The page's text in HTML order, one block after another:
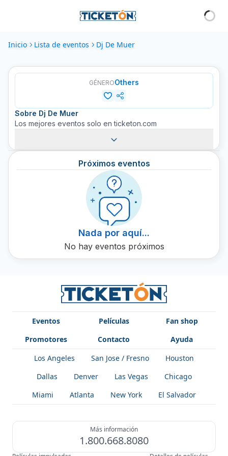
Inicio Lista de eventos Dj De Muer
GÉNEROOthers
Sobre Dj De Muer
Los mejores eventos solo en ticketon.com
Próximos eventos
Nada por aquí...
No hay eventos próximos
Eventos Películas
Fan shop
Promotores
Contacto
Ayuda
Los Angeles
San Jose / Fresno
Houston
Dallas
Denver Las Vegas
Chicago
Miami
Atlanta New York El Salvador
Más información
1.800.668.8080